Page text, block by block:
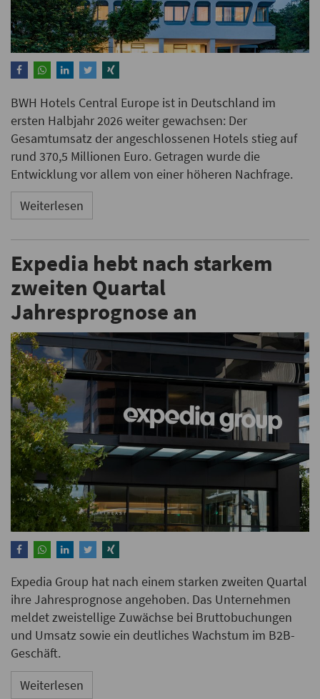
BWH Hotels Central Europe ist in Deutschland im
ersten Halbjahr 2026 weiter gewachsen: Der
Gesamtumsatz der angeschlossenen Hotels stieg auf
rund 370,5 Millionen Euro. Getragen wurde die
Entwicklung vor allem von einer höheren Nachfrage.
Weiterlesen
Expedia hebt nach starkem
zweiten Quartal
Jahresprognose an
Expedia Group hat nach einem starken zweiten Quartal
ihre Jahresprognose angehoben. Das Unternehmen
meldet zweistellige Zuwächse bei Bruttobuchungen
und Umsatz sowie ein deutliches Wachstum im B2B-
Geschäft.
Weiterlesen